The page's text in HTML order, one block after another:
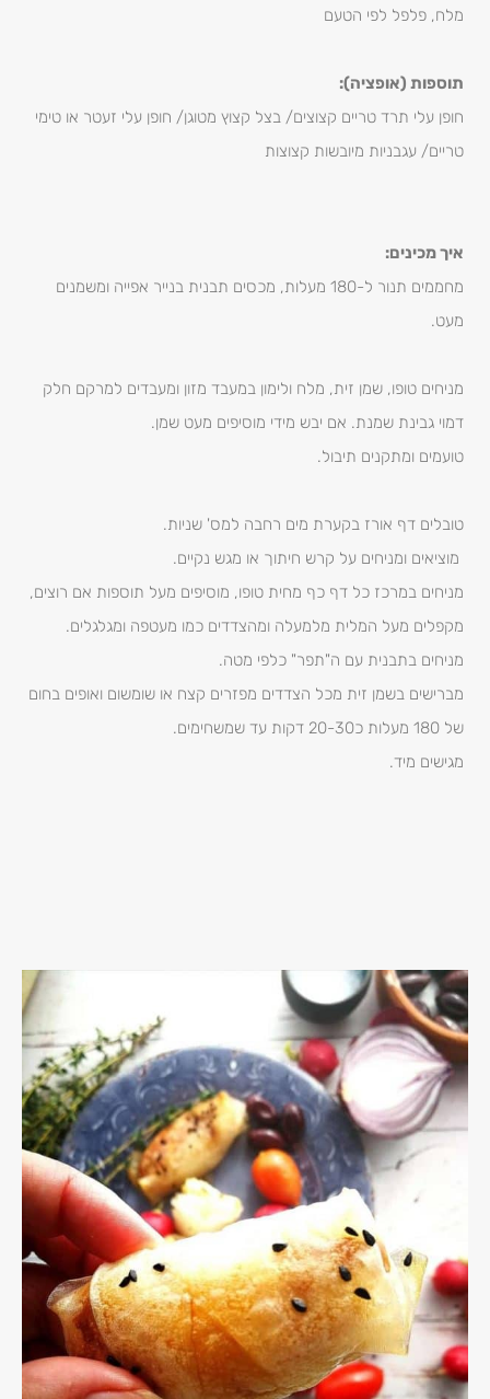
מלח, פלפל לפי הטעם
תוספות (אופציה):
חופן עלי תרד טריים קצוצים/ בצל קצוץ מטוגן/ חופן עלי זעטר או טימי
טריים/ עגבניות מיובשות קצוצות
איך מכינים:
מחממים תנור ל-180 מעלות, מכסים תבנית בנייר אפייה ומשמנים
מעט.
מניחים טופו, שמן זית, מלח ולימון במעבד מזון ומעבדים למרקם חלק
דמוי גבינת שמנת. אם יבש מידי מוסיפים מעט שמן.
טועמים ומתקנים תיבול.
טובלים דף אורז בקערת מים רחבה למס' שניות.
מוציאים ומניחים על קרש חיתוך או מגש נקיים.
מניחים במרכז כל דף כף מחית טופו, מוסיפים מעל תוספות אם רוצים,
מקפלים מעל המלית מלמעלה ומהצדדים כמו מעטפה ומגלגלים.
מניחים בתבנית עם ה"תפר" כלפי מטה.
מברישים בשמן זית מכל הצדדים מפזרים קצח או שומשום ואופים בחום
של 180 מעלות כ20-30 דקות עד שמשחימים.
מגישים מיד.